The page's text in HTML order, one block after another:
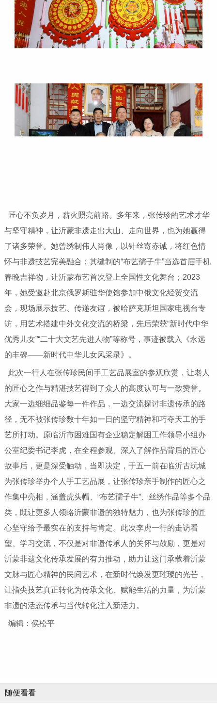
匠心不负岁月，薪火照亮前路。多年来，张传珍的艺术才华
与坚守精神，让沂蒙非遗走出大山、走向世界，也为她赢得
了诸多荣誉。她曾绣制伟人肖像，以针丝寄赤诚，将红色情
怀与非遗技艺完美融合；其缝制的“布艺孺子牛”当选首届手机
春晚吉祥物，让沂蒙布艺首次登上全国性文化舞台；2023
年，她受邀赴北京俄罗斯驻华使馆参加中俄文化经贸交流
会，现场展示技艺、传递友谊，被哈萨克斯坦国家电视台专
访，用艺术搭建中外文化交流的桥梁，先后荣获“新时代中华
优秀儿女”“二十大文艺先进人物”等称号，事迹被载入《永远
的丰碑——新时代中华儿女风采录》。
此次一行人在张传珍民间手工艺品展室的参观欣赏，让老人
的匠心之作与精湛技艺得到了众人的高度认可与一致赞誉。
大家一边细细品鉴每一件作品，一边交流探讨非遗传承的路
径，无不被张传珍数十年如一日的坚守精神和巧夺天工的手
艺所打动。原临沂市困难国有企业稳定解困工作领导小组办
公室纪委书记李虎，在全程参观、深入了解作品背后的匠心
故事后，更是深受触动，当即决定，于五一前在临沂古玩城
为张传珍举办个人手工艺品展，让张传珍亲手制作的匠心之
作集中亮相，涵盖虎头帽、“布艺孺子牛”、丝绣作品等多个品
类，既让更多人领略沂蒙非遗的独特魅力，也为张传珍的匠
让指尖技艺真正转化为传承文化、赋能生活的力量，为沂蒙